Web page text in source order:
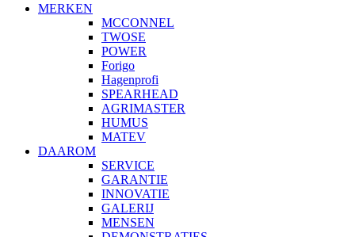
MERKEN
MCCONNEL
TWOSE
POWER
Forigo
Hagenprofi
SPEARHEAD
AGRIMASTER
HUMUS
MATEV
DAAROM
SERVICE
GARANTIE
INNOVATIE
GALERIJ
MENSEN